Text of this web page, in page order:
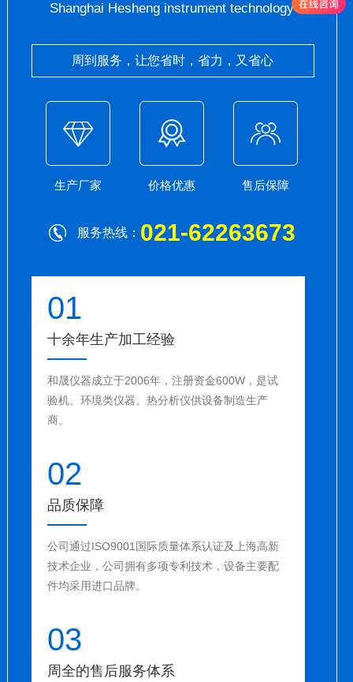
Shanghai Hesheng instrument technology
周到服务，让您省时，省力，又省心
生产厂家 价格优惠 售后保障
服务热线： 021-62263673
01
十余年生产加工经验
和晟仪器成立于2006年，注册资金600W，是试
验机、环境类仪器、热分析仪供设备制造生产
商。
02
品质保障
公司通过ISO9001国际质量体系认证及上海高新
技术企业，公司拥有多项专利技术，设备主要配
件均采用进口品牌。
03
周全的售后服务体系